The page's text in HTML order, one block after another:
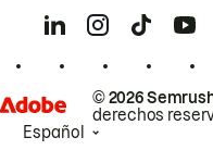
© 2026
derechos
Español